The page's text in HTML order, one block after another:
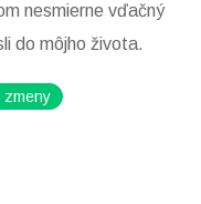
nesmierne vďačný
do môjho života.